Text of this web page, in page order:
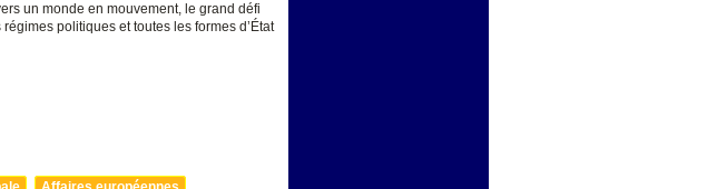
un monde en mouvement, le grand défi
politiques et toutes les formes d’État